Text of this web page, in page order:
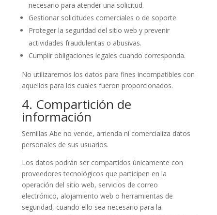
necesario para atender una solicitud.
Gestionar solicitudes comerciales o de soporte.
Proteger la seguridad del sitio web y prevenir
actividades fraudulentas o abusivas.
Cumplir obligaciones legales cuando corresponda.
No utilizaremos los datos para fines incompatibles con
aquellos para los cuales fueron proporcionados.
4. Compartición de
información
Semillas Abe no vende, arrienda ni comercializa datos
personales de sus usuarios.
Los datos podrán ser compartidos únicamente con
proveedores tecnológicos que participen en la
operación del sitio web, servicios de correo
electrónico, alojamiento web o herramientas de
seguridad, cuando ello sea necesario para la